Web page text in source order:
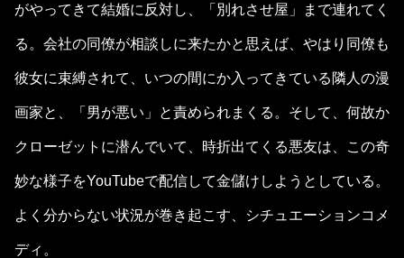
がやってきて結婚に反対し、「別れさせ屋」まで連れてく
る。会社の同僚が相談しに来たかと思えば、やはり同僚も
彼女に束縛されて、いつの間にか入ってきている隣人の漫
画家と、「男が悪い」と責められまくる。そして、何故か
クローゼットに潜んでいて、時折出てくる悪友は、この奇
妙な様子をYouTubeで配信して金儲けしようとしている。
よく分からない状況が巻き起こす、シチュエーションコメ
ディ。